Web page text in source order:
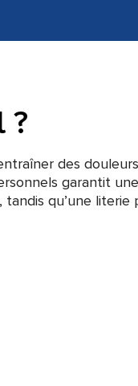
?
des
garantit
qu’une literie